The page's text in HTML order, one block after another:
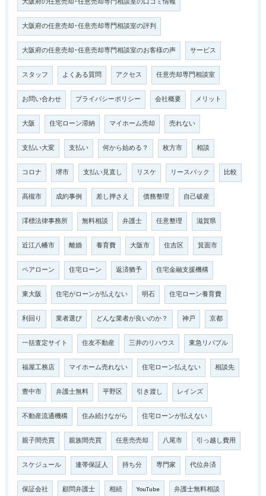
大阪府の任意売却･任意売却専門相談室の評判
大阪府の任意売却･任意売却専門相談室のお客様の声 サービス
スタッフ よくある質問 アクセス 任意売却専門相談室
お問い合わせ プライバシーポリシー 会社概要 メリット
大阪 住宅ローン滞納 マイホーム売却 売れない
支払い大変 支払い 何から始める？ 枚方市 相談
コロナ 堺市 支払い見直し リスケ リースバック 比較
高槻市 成約事例 差し押さえ 債務整理 自己破産
澪標法律事務所 無料相談 弁護士 任意整理 滋賀県
近江八幡市 離婚 養育費 大阪市 住吉区 箕面市
ペアローン 住宅ローン 返済猶予 住宅金融支援機構
東大阪 住宅がローンが払えない 明石 住宅ローン養育費
利回り 業者選び どんな業者が良いのか？ 神戸 京都
一括査定サイト 住友不動産 三井のリハウス 東急リバブル
福屋工務店 マイホーム売れない 住宅ローン払えない 相談先
豊中市 弁護士無料 平野区 引き渡し レインズ
不動産流通機構 住み続けながら 住宅ローンが払えない
親子間売買 親族間売買 任意売売却 八尾市 引っ越し費用
スケジュール 連帯保証人 持ち分 専門家 代位弁済
保証会社 顧問弁護士 相続 YouTube 弁護士無料相談